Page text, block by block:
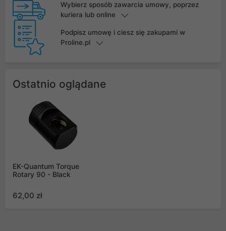
Wybierz sposób zawarcia umowy, poprzez
kuriera lub online
Podpisz umowę i ciesz się zakupami w
Proline.pl
Ostatnio oglądane
EK-Quantum Torque
Rotary 90 - Black
62,00 zł